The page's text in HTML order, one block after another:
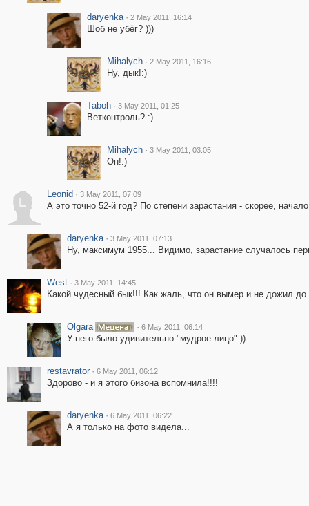
daryenka · 2 May 2011, 16:14
Шоб не убёг? )))
Mihalych · 2 May 2011, 16:16
Ну, дык!:)
Taboh · 3 May 2011, 01:25
Ветконтроль? :)
Mihalych · 3 May 2011, 03:05
Он!:)
L
Leonid · 3 May 2011, 07:09
А это точно 52-й год? По степени зарастания - скорее,
daryenka · 3 May 2011, 07:13
Ну, максимум 1955... Видимо, зарастание случалось
West · 3 May 2011, 14:45
Какой чудесный бык!!! Как жаль, что он вымер и не дожил
Olgara · 6 May 2011, 06:14
У него было удивительно "мудрое лицо":))
restavrator · 6 May 2011, 06:12
Здорово - и я этого бизона вспомнила!!!!
daryenka · 6 May 2011, 06:22
А я только на фото видела...